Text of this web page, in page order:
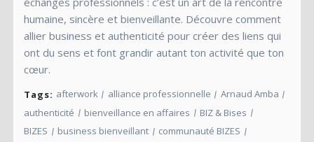
humaine, sincère et bienveillante. Découvre comment
allier business et authenticité pour créer des liens qui
ont du sens et font grandir autant ton activité que ton
cœur.
Tags: afterwork alliance professionnelle
Arnaud Amba
authenticité
bienveillance en affaires
BIZ & Bises
BIZES
business bienveillant
communauté BIZES